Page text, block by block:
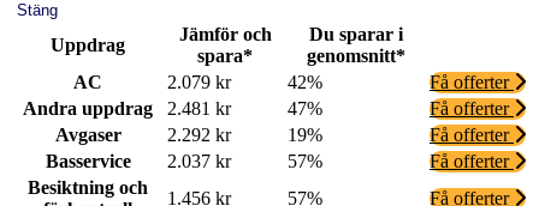
Stäng
Uppdrag
Jämför och
spara*
Du sparar i
genomsnitt*
AC
2.079 kr 42%
Få offerter
Andra uppdrag
2.481 kr 47%
Få offerter
Avgaser
2.292 kr 19%
Få offerter
Basservice
2.037 kr 57%
Få offerter
Besiktning och
1.456 kr 57%
Få offerter